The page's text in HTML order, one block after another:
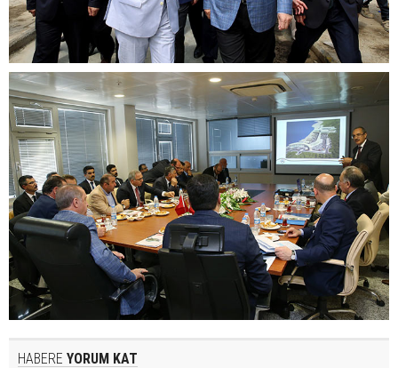
HABERE YORUM KAT